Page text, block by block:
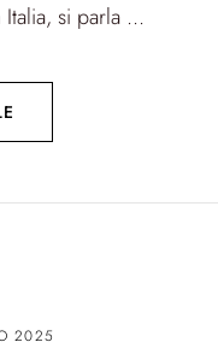
si parla ...
2025